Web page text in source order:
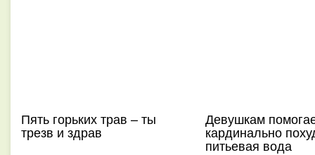
Пять горьких трав – ты
трезв и здрав
Девушкам
кардинально
питьевая вода